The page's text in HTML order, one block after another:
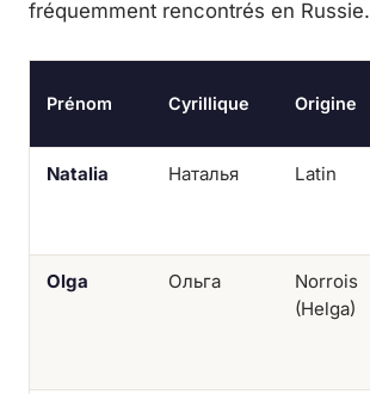
fréquemment rencontrés en Russie.
Prénom Cyrillique Origine
Natalia Наталья Latin
Olga Ольга
Norrois
(Helga)